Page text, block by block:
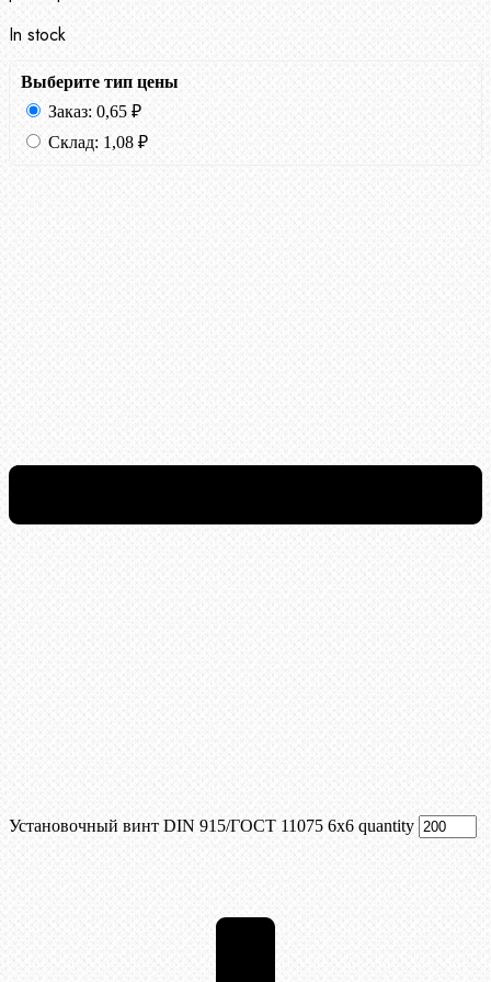
In stock
Выберите тип цены
Заказ: 0,65 ₽
Склад: 1,08 ₽
Установочный винт DIN 915/ГОСТ 11075 6х6 quantity